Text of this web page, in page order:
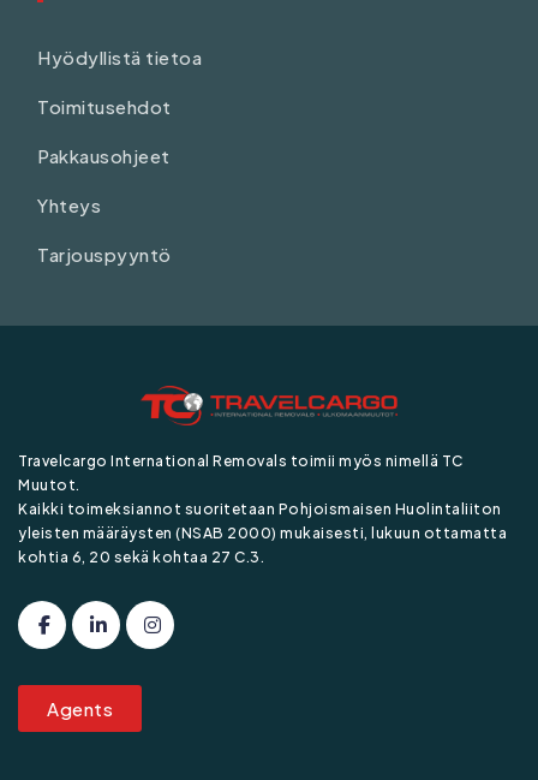
Hyödyllistä tietoa
Toimitusehdot
Pakkausohjeet
Yhteys
Tarjouspyyntö
Travelcargo International Removals toimii myös nimellä TC
Muutot.
Kaikki toimeksiannot suoritetaan Pohjoismaisen Huolintaliiton
yleisten määräysten (NSAB 2000) mukaisesti, lukuun ottamatta
kohtia 6, 20 sekä kohtaa 27 C.3.
Agents